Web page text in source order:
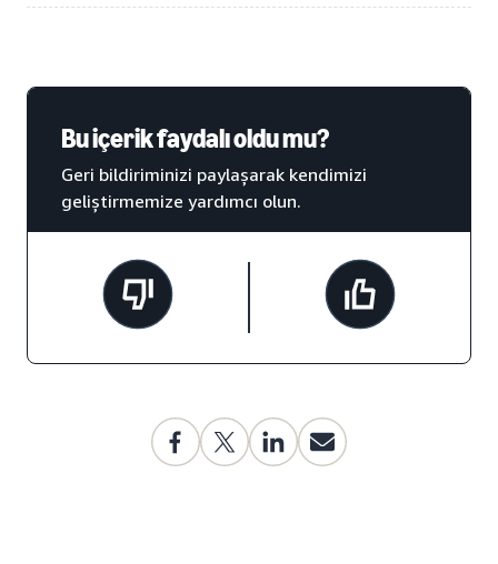
Bu içerik faydalı oldu mu?
Geri bildiriminizi paylaşarak kendimizi
geliştirmemize yardımcı olun.